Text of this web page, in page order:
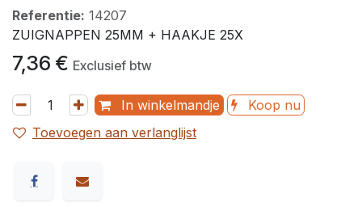
Referentie: 14207
ZUIGNAPPEN 25MM + HAAKJE 25X
7,36 € Exclusief btw
In winkelmandje
Koop nu
Toevoegen aan verlanglijst